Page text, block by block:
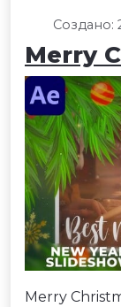
Создано:
Merry
Merry